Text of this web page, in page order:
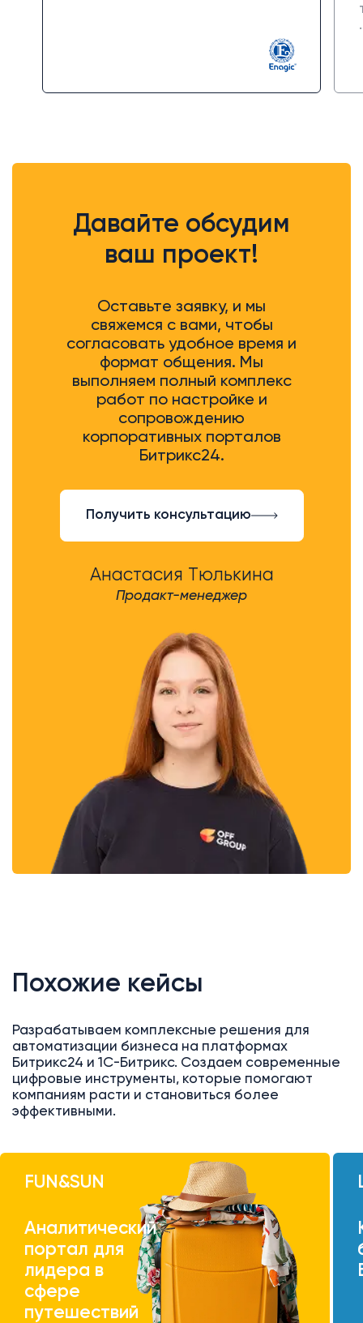
Сотрудничество пока показывает
В работе Off Group есть гибкость
Давайте обсудим
ваш проект!
Оставьте заявку, и мы
свяжемся с вами, чтобы
согласовать удобное время и
формат общения. Мы
выполняем полный комплекс
работ по настройке и
сопровождению
корпоративных порталов
Битрикс24.
Получить консультацию
Анастасия Тюлькина
Продакт-менеджер
Похожие кейсы
Разрабатываем комплексные решения для
автоматизации бизнеса на платформах
Битрикс24 и 1С-Битрикс. Создаем современные
цифровые инструменты, которые помогают
компаниям расти и становиться более
эффективными.
FUN&SUN
Аналитический
портал для
лидера в
сфере
путешествий